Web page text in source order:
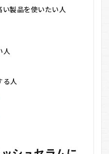
製品を使いたい人
人
る人